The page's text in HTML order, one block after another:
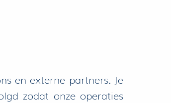
en externe partners. Je
zodat onze operaties